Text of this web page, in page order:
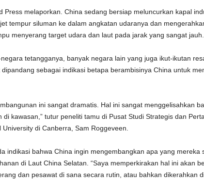
Press melaporkan. China sedang bersiap meluncurkan kapal
tempur siluman ke dalam angkatan udaranya dan
menyerang target udara dan laut pada jarak yang sangat jauh.
tetangganya, banyak negara lain yang juga ikut-ikutan
sebagai indikasi betapa berambisinya China untuk
ini sangat dramatis. Hal ini sangat menggelisahkan
di kawasan,” tutur peneliti tamu di Pusat Studi Strategis dan
di Canberra, Sam Roggeveen.
indikasi bahwa China ingin mengembangkan apa yang mereka
di Laut China Selatan. “Saya memperkirakan hal ini akan
dan pesawat di sana secara rutin, atau bahkan dikerahkan